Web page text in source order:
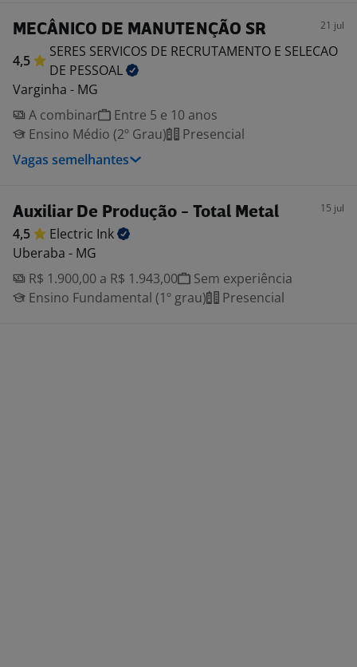
MECÂNICO DE MANUTENÇÃO SR 21 jul
4,5
SERES SERVICOS DE RECRUTAMENTO E SELECAO
DE PESSOAL
Varginha - MG
A combinar
Entre 5 e 10 anos
Ensino Médio (2º Grau)
Presencial
Vagas semelhantes
Auxiliar De Produção - Total Metal 15 jul
4,5 Electric Ink
Uberaba - MG
R$ 1.900,00 a R$ 1.943,00
Sem experiência
Ensino Fundamental (1º grau)
Presencial